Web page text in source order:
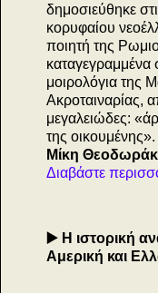
δημοσιεύθηκε
κορυφαίου
ποιητή της
καταγεγραμμένα
μοιρολόγια της
Ακροταιναρίας,
μεγαλειώδες:
της οικουμένης».
Μίκη
Διαβάστε
▶️ Η ιστορική
Αμερική και